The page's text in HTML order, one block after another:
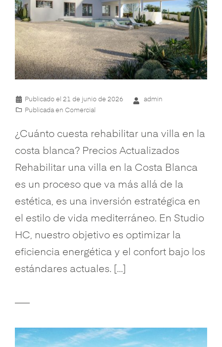
Publicado el 21 de junio de 2026
admin
Publicada en Comercial
¿Cuánto cuesta rehabilitar una villa en la
costa blanca? Precios Actualizados
Rehabilitar una villa en la Costa Blanca
es un proceso que va más allá de la
estética, es una inversión estratégica en
el estilo de vida mediterráneo. En Studio
HC, nuestro objetivo es optimizar la
eficiencia energética y el confort bajo los
estándares actuales. […]